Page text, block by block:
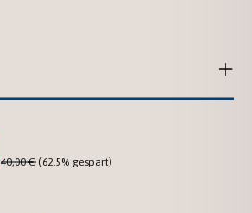
Regulärer Preis:
40,00 € (62.5% gespart)